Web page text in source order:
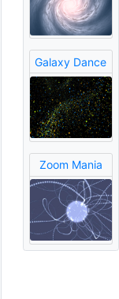
Galaxy Dance
Zoom Mania